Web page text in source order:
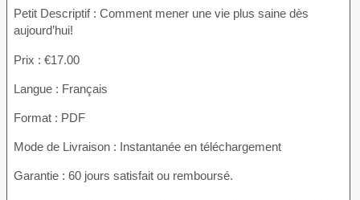
Petit Descriptif : Comment mener une vie plus saine dès
aujourd’hui!
Prix : €17.00
Langue : Français
Format : PDF
Mode de Livraison : Instantanée en téléchargement
Garantie : 60 jours satisfait ou remboursé.